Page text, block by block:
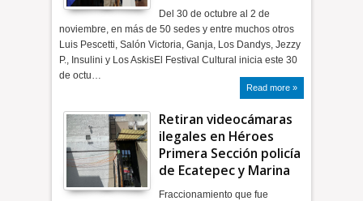
Del 30 de octubre al 2 de
noviembre, en más de 50 sedes y entre muchos otros
Luis Pescetti, Salón Victoria, Ganja, Los Dandys, Jezzy
P., Insulini y Los AskisEl Festival Cultural inicia este 30
de octu…
Read more »
Retiran videocámaras
ilegales en Héroes
Primera Sección policía
de Ecatepec y Marina
Fraccionamiento que fue